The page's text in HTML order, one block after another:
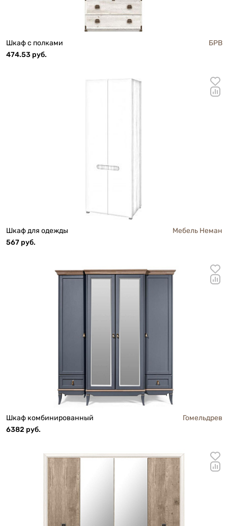
Шкаф с полками
БРВ
474.53 руб.
Шкаф для одежды
Мебель Неман
567 руб.
Шкаф комбинированный
Гомельдрев
6382 руб.